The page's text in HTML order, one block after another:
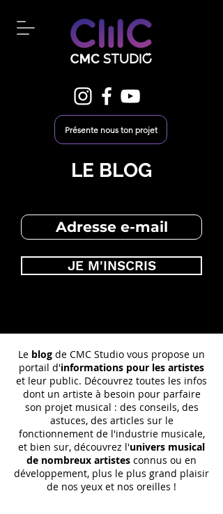
Présente nous ton projet
LE BLOG
JE M'INSCRIS
Le blog de CMC Studio vous propose un
portail d'informations pour les artistes
et leur public. Découvrez toutes les infos
dont un artiste à besoin pour parfaire
son projet musical : des conseils, des
astuces, des articles sur le
fonctionnement de l'industrie musicale,
et bien sur, découvrez l'univers musical
de nombreux artistes connus ou en
développement, plus le plus grand plaisir
de nos yeux et nos oreilles !